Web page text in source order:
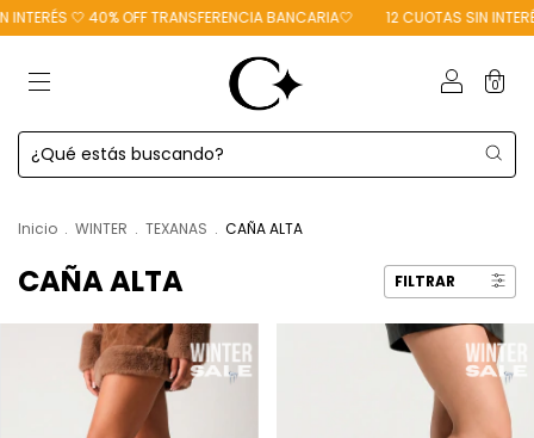
🤍 40% OFF TRANSFERENCIA BANCARIA🤍 12 CUOTAS SIN INTERÉS 🤍
0
Inicio . WINTER . TEXANAS . CAÑA ALTA
CAÑA ALTA FILTRAR